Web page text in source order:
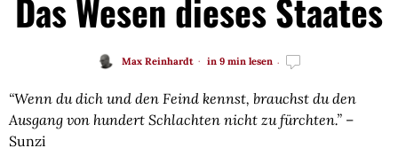
Das Wesen dieses Staates
Max Reinhardt in 9 min lesen
“Wenn du dich und den Feind kennst, brauchst du den
Ausgang von hundert Schlachten nicht zu fürchten.” –
Sunzi